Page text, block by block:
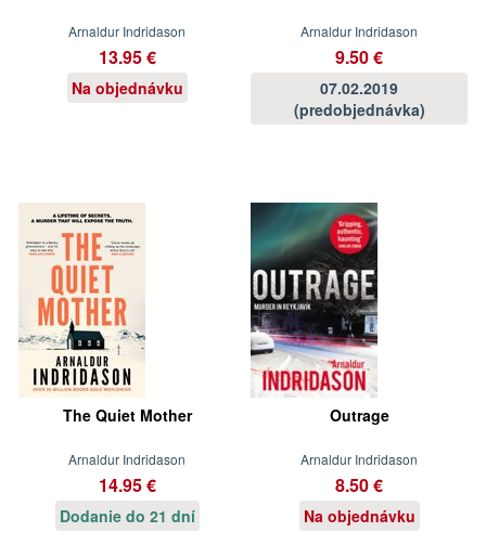
Arnaldur Indridason
13.95 €
Na objednávku
Arnaldur Indridason
9.50 €
07.02.2019
(predobjednávka)
The Quiet Mother
Arnaldur Indridason
14.95 €
Dodanie do 21 dní
Outrage
Arnaldur Indridason
8.50 €
Na objednávku